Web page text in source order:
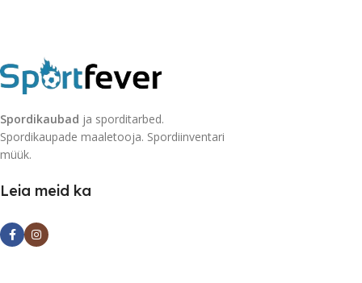
Spordikaubad ja sporditarbed.
Spordikaupade maaletooja. Spordiinventari
müük.
Leia meid ka